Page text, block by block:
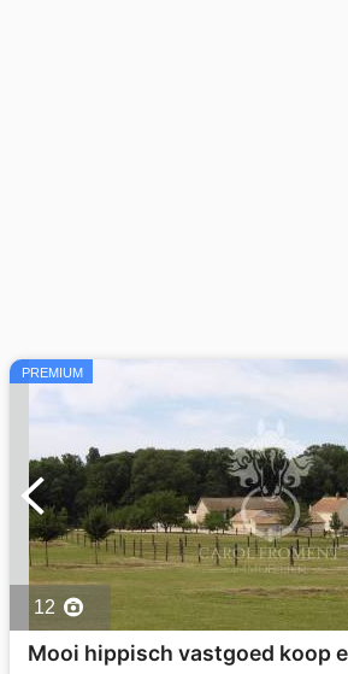
PREMIUM
12
Mooi hippisch vastgoed koop